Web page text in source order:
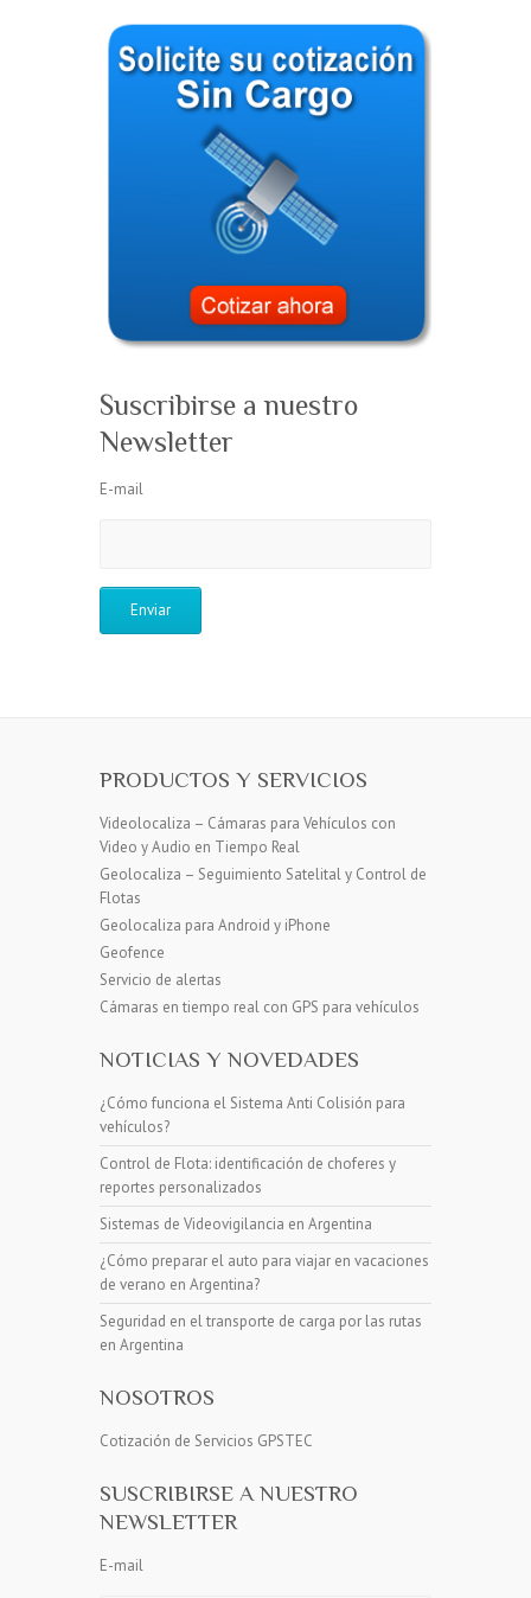
Suscribirse a nuestro
Newsletter
E-mail
PRODUCTOS Y SERVICIOS
Videolocaliza – Cámaras para Vehículos con
Video y Audio en Tiempo Real
Geolocaliza – Seguimiento Satelital y Control de
Flotas
Geolocaliza para Android y iPhone
Geofence
Servicio de alertas
Cámaras en tiempo real con GPS para vehículos
NOTICIAS Y NOVEDADES
¿Cómo funciona el Sistema Anti Colisión para
vehículos?
Control de Flota: identificación de choferes y
reportes personalizados
Sistemas de Videovigilancia en Argentina
¿Cómo preparar el auto para viajar en vacaciones
de verano en Argentina?
Seguridad en el transporte de carga por las rutas
en Argentina
NOSOTROS
Cotización de Servicios GPSTEC
SUSCRIBIRSE A NUESTRO
NEWSLETTER
E-mail